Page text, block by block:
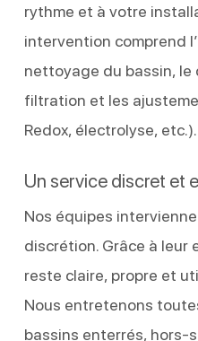
rythme et à votre
intervention comprend
nettoyage du bassin,
filtration et les
Redox, électrolyse, etc.).
Un service discret et
Nos équipes
discrétion. Grâce à leur
reste claire, propre et
Nous entretenons
bassins enterrés, hors-